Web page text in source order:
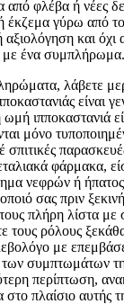
από φλέβα ή νέες
έκζεμα γύρω από
αξιολόγηση και
με ένα συμπλήρωμα.
λάβετε
είναι
ιπποκαστανιά
μόνο
σπιτικές
φάρμακα,
νεφρών ή
σας πριν
τους πλήρη λίστα
τους ρόλους
με
των συμπτωμάτων
περίπτωση,
πλαίσιο αυτής